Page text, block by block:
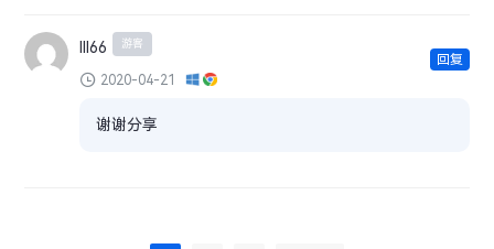
lll66 游客
2020-04-21
谢谢分享
回复